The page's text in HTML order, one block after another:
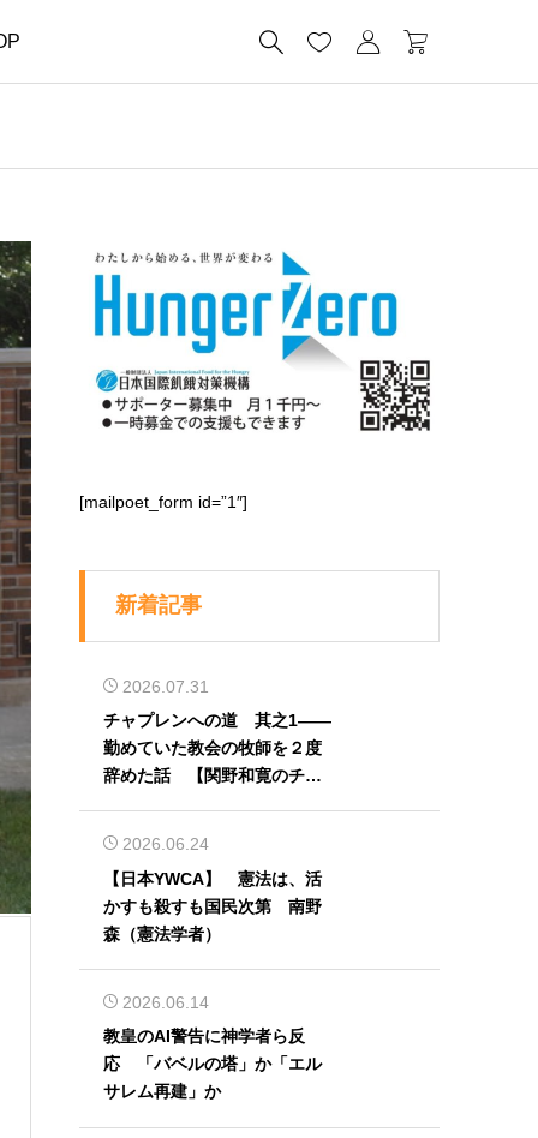
   
[mailpoet_form id=”1″]
新着記事
2026.07.31
チャプレンへの道 其之1――
勤めていた教会の牧師を２度
辞めた話 【関野和寛のチャ
2026.06.24
【日本YWCA】 憲法は、活
かすも殺すも国民次第 南野
森（憲法学者）
2026.06.14
教皇のAI警告に神学者ら反
応 「バベルの塔」か「エル
サレム再建」か